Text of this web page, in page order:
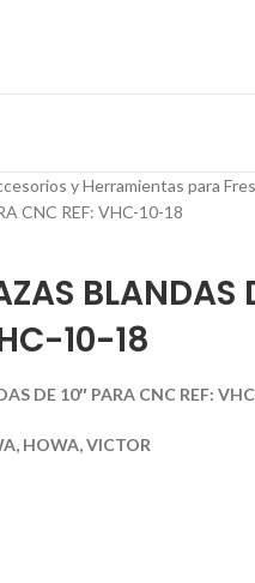
y Herramientas para
CNC REF: VHC-10-18
BLANDAS
10-18
DE 10″ PARA CNC REF:
HOWA, VICTOR